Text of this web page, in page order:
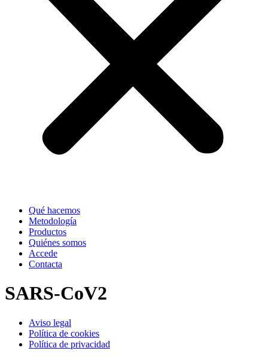
Qué hacemos
Metodología
Productos
Quiénes somos
Accede
Contacta
SARS-CoV2
Aviso legal
Política de cookies
Política de privacidad